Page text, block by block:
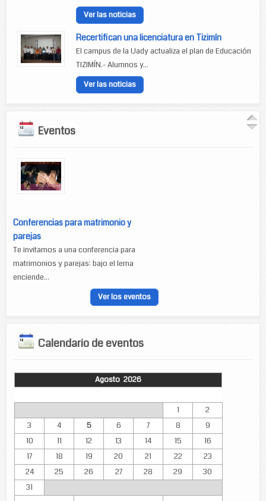
Ver las noticias
Recertifican una licenciatura en Tizimín
El campus de la Uady actualiza el plan de Educación
TIZIMÍN.- Alumnos y...
Ver las noticias
Eventos
Conferencias para matrimonio y
parejas
Te invitamos a una conferencia para
matrimonios y parejas: bajo el lema
enciende...
Ver los eventos
Calendario de eventos
Agosto 2026
1
2
3
4 5 6 7 8
9
10
11 12 13 14 15
16
17
18 19 20 21 22
23
24
25 26 27 28 29
30
31